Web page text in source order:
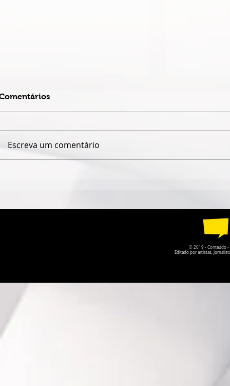
GUILHERME & SANTIAGO
DA
Escreva um comentário
© 2019 - Conteúdo -
Editado por artistas,